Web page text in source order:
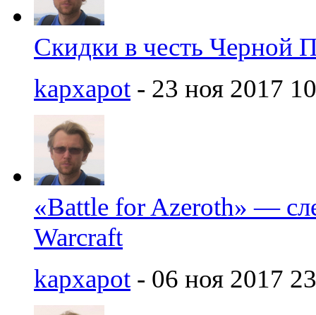
Скидки в честь Черной
kapxapot - 23 ноя 2017
«Battle for Azeroth» —
Warcraft
kapxapot - 06 ноя 2017